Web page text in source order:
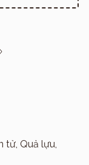
tử, Quả lựu,